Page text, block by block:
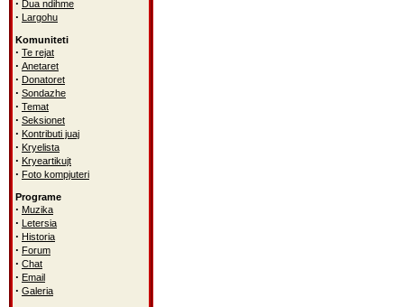
· Dua ndihme
· Largohu
Komuniteti
· Te rejat
· Anetaret
· Donatoret
· Sondazhe
· Temat
· Seksionet
· Kontributi juaj
· Kryelista
· Kryeartikujt
· Foto kompjuteri
Programe
· Muzika
· Letersia
· Historia
· Forum
· Chat
· Email
· Galeria